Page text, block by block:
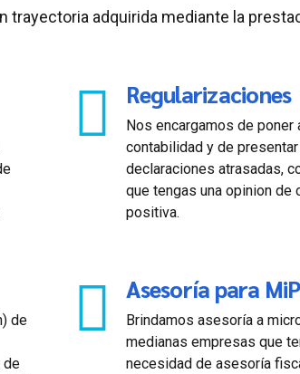
trayectoria adquirida mediante la
Regularizaciones
Nos encargamos de poner
contabilidad y de
declaraciones atrasadas,
que tengas una opinion de
positiva.
de
de
Asesoría para
Brindamos asesoría a
medianas empresas que
necesidad de asesoría